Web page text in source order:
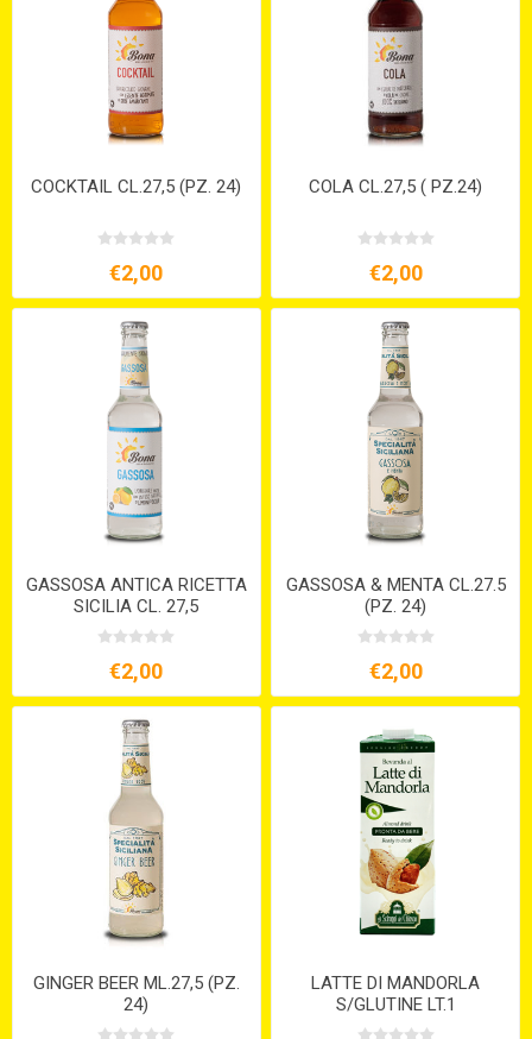
COCKTAIL CL.27,5 (PZ. 24)
€2,00
COLA CL.27,5 ( PZ.24)
€2,00
GASSOSA ANTICA RICETTA
SICILIA CL. 27,5
€2,00
GASSOSA & MENTA CL.27.5
(PZ. 24)
€2,00
GINGER BEER ML.27,5 (PZ.
24)
LATTE DI MANDORLA
S/GLUTINE LT.1